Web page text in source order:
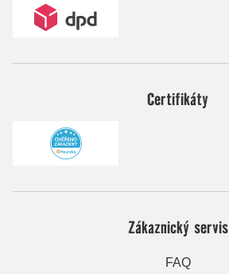
Certifikáty
Zákaznický servis
FAQ